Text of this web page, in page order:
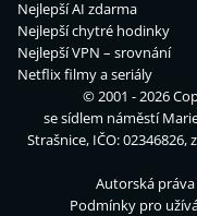
Nejlepší AI zdarma
Nejlepší chytré hodinky
Nejlepší VPN – srovnání
Netflix filmy a seriály
© 2001 - 2026
se sídlem náměstí
Strašnice, IČO: 02346826,
Autorská
Podmínky pro